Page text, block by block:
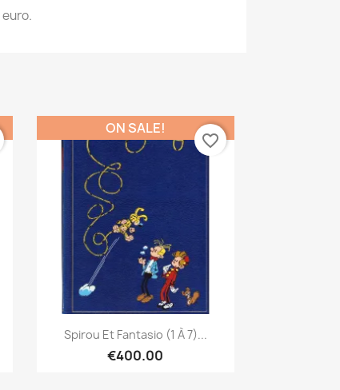
Quick view
Spirou Et Fantasio (1 À 7)...
€400.00
ON SALE!
favorite_border